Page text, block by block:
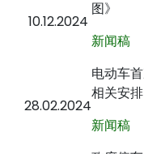
10.12.2024
图》
新闻稿
28.02.2024
电动车
相关安排
新闻稿